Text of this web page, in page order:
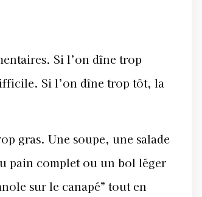
Si l’on dîne trop
Si l’on dîne trop tôt, la
gras. Une soupe, une salade
pain complet ou un bol léger
sur le canapé” tout en